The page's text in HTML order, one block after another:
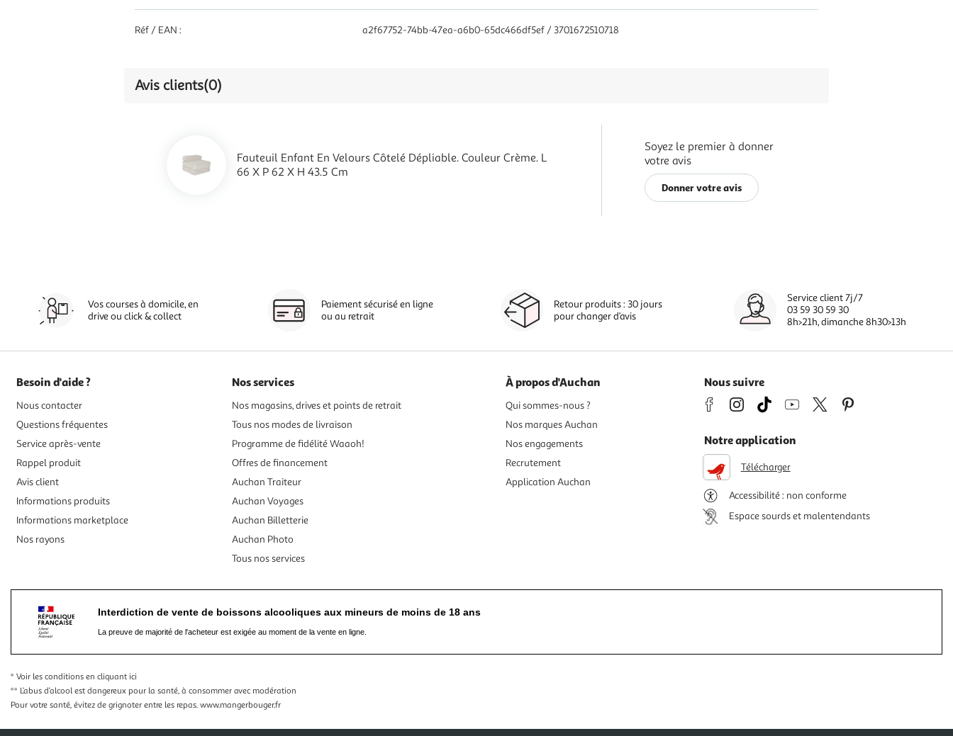
Réf / EAN : a2f67752-74bb-47ea-a6b0-65dc466df5ef / 3701672510718
Avis clients(0)
Fauteuil Enfant En Velours Côtelé Dépliable. Couleur Crème. L
66 X P 62 X H 43.5 Cm
Soyez le premier à donner
votre avis
Donner votre avis
Vos courses à domicile, en
drive ou click & collect
Paiement sécurisé en ligne
ou au retrait
Retour produits : 30 jours
pour changer d’avis
Service client 7j/7
03 59 30 59 30
8h>21h, dimanche 8h30>13h
Besoin d'aide ?
Nous contacter
Questions fréquentes
Service après-vente
Rappel produit
Avis client
Informations produits
Informations marketplace
Nos rayons
Nos services
Nos magasins, drives et points de retrait
Tous nos modes de livraison
Programme de fidélité Waaoh!
Offres de financement
Auchan Traiteur
Auchan Voyages
Auchan Billetterie
Auchan Photo
Tous nos services
À propos d'Auchan
Qui sommes-nous ?
Nos marques Auchan
Nos engagements
Recrutement
Application Auchan
Nous suivre
Notre application
Télécharger
Accessibilité : non conforme
Espace sourds et malentendants
Interdiction de vente de boissons alcooliques aux mineurs de moins de 18 ans
La preuve de majorité de l'acheteur est exigée au moment de la vente en ligne.
* Voir les conditions en cliquant ici
** L’abus d’alcool est dangereux pour la santé, à consommer avec modération
Pour votre santé, évitez de grignoter entre les repas. www.mangerbouger.fr